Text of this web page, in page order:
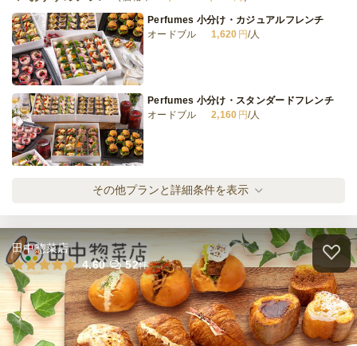
Perfumes 小分け・カジュアルフレンチ
オードブル
1,620 円/人
Perfumes 小分け・スタンダードフレンチ
オードブル
2,160 円/人
オードブル
2,700円/人
Perfumes 小分け・プラチナフレンチ
オードブル
3,780 円/人
Perfumes 子羊と黒毛和牛のフルコース
その他プランと詳細条件を表示
田中惣菜店
4.60
52件